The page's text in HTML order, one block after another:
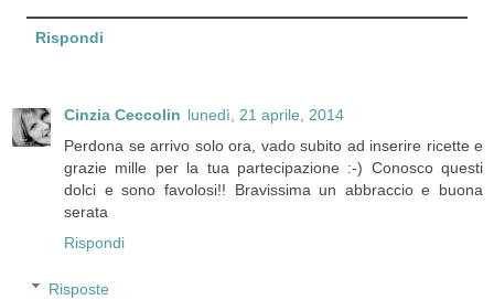
Rispondi
Cinzia Ceccolin lunedì, 21 aprile, 2014
Perdona se arrivo solo ora, vado subito ad inserire ricette e
grazie mille per la tua partecipazione :-) Conosco questi
dolci e sono favolosi!! Bravissima un abbraccio e buona
serata
Rispondi
Risposte